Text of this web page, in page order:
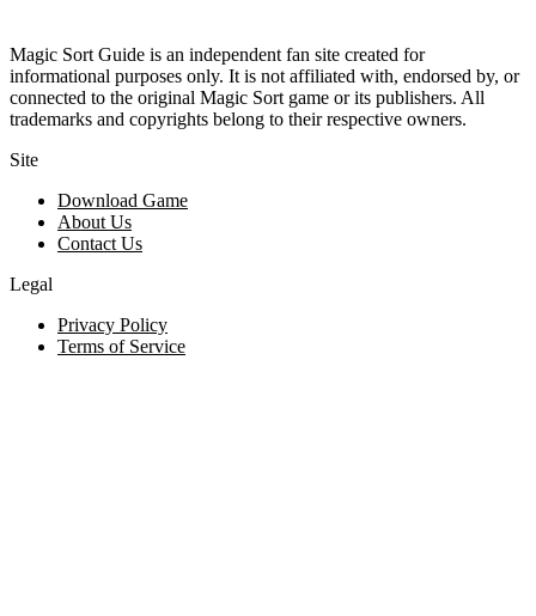
Magic Sort Guide is an independent fan site created for
informational purposes only. It is not affiliated with, endorsed by, or
connected to the original Magic Sort game or its publishers. All
trademarks and copyrights belong to their respective owners.
Site
Download Game
About Us
Contact Us
Legal
Privacy Policy
Terms of Service